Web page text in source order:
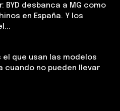
BYD desbanca a MG como
en España. Y los
que usan las modelos
no pueden llevar